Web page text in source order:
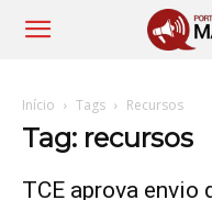
Início Tags Recursos
Tag: recursos
TCE aprova envio